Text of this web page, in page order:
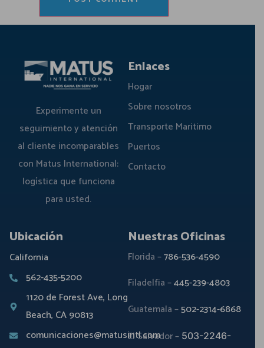
Experimente un
seguimiento y atención
al cliente incomparables
con Matus International:
logística que funciona
para usted.
Enlaces
Hogar
Sobre nosotros
Transporte Maritimo
Puertos
Contacto
Nuestras Oficinas
Florida –786-536-4590
Filadelfia –445-239-4803
Guatemala –502-2314-6868
El Salvador – 503-2246-
Ubicación
California
562-435-5200
1120 de Forest Ave, Long
Beach, CA 90813
comunicaciones@matusintl.com